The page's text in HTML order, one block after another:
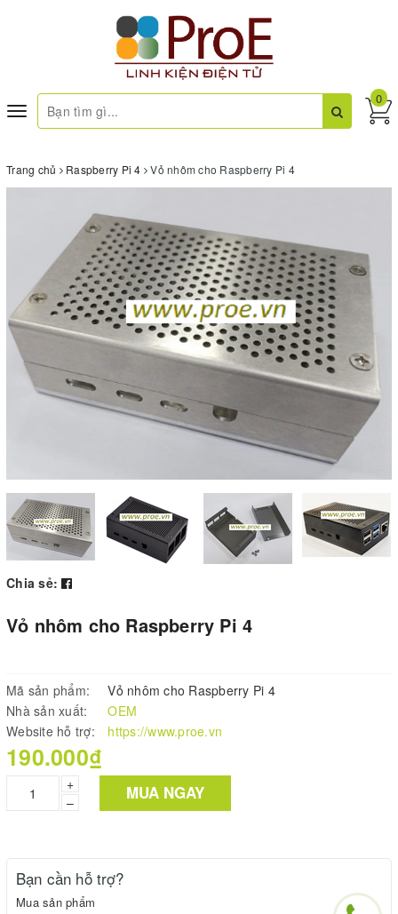
Toggle
navigation
0
Trang chủ Raspberry Pi 4 Vỏ nhôm cho Raspberry Pi 4
Chia sẻ:
Vỏ nhôm cho Raspberry Pi 4
Mã sản phẩm:
Vỏ nhôm cho Raspberry Pi 4
Nhà sản xuất:
OEM
Website hỗ trợ:
https://www.proe.vn
190.000₫
+
–
MUA NGAY
Bạn cần hỗ trợ?
Mua sản phẩm